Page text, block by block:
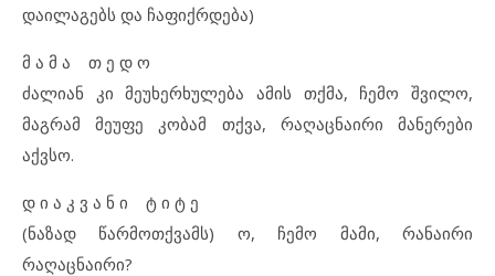
დაილაგებს და ჩაფიქრდება)
მ ა მ ა თ ე დ ო
ძალიან კი მეუხერხულება ამის თქმა, ჩემო შვილო,
მაგრამ მეუფე კობამ თქვა, რაღაცნაირი მანერები
აქვსო.
დ ი ა კ ვ ა ნ ი ტ ი ტ ე
(ნაზად წარმოთქვამს) ო, ჩემო მამი, რანაირი
რაღაცნაირი?